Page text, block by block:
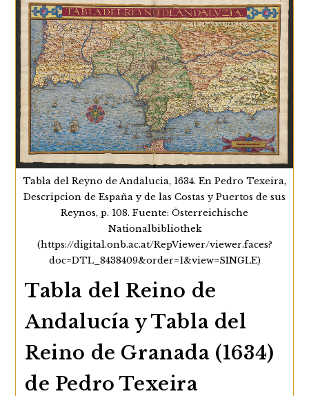
Continuar LeyendoLa
Vista
Arámburu
Y
El
Cádiz
Del
S.XVII
Tabla del Reyno de Andalucia, 1634. En Pedro Texeira,
Descripcion de España y de las Costas y Puertos de sus
Reynos, p. 108. Fuente: Österreichische
Nationalbibliothek
(https://digital.onb.ac.at/RepViewer/viewer.faces?
doc=DTL_8438409&order=1&view=SINGLE)
Tabla del Reino de
Andalucía y Tabla del
Reino de Granada (1634)
de Pedro Texeira